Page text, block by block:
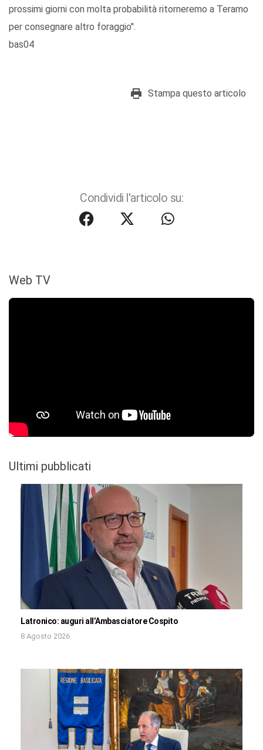
prossimi giorni con molta probabilità ritorneremo a Teramo
per consegnare altro foraggio".
bas04
Stampa questo articolo
Condividi l'articolo su:
Web TV
Ultimi pubblicati
Latronico: auguri all’Ambasciatore Cospito
8 Agosto 2026